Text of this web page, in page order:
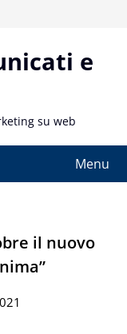
e
su web
Menu
il nuovo